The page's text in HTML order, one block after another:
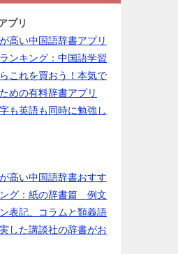
プリ
高い中国語辞書アプリ
ンキング：中国語学習
これを買おう！本気で
めの有料辞書アプリ
も英語も同時に勉強し
高い中国語辞書おすす
グ：紙の辞書篇 例文
表記、コラムと類義語
した講談社の辞書がお